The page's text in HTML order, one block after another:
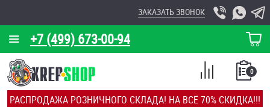
РАСПРОДАЖА РОЗНИЧНОГО СКЛАДА! НА ВСЁ 70% СКИДКА!!!
+7 (499) 673-00-94
ЗАКАЗАТЬ ЗВОНОК
КОРЗИНА
О КОМПАНИИ
КАЛЬКУЛЯТОР
0
СПИСОК
СРАВНЕНИЕ